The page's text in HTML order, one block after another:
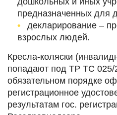
предназначенных для
декларирование –
взрослых людей.
Кресла-коляски
попадают под ТР ТС 025/
обязательном порядке
регистрационное
результатам гос.